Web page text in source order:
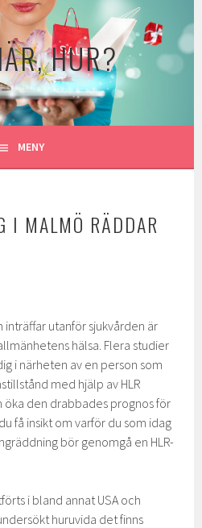
HUR?
MENY
I MALMÖ RÄDDAR
inträffar utanför sjukvården är
hälsa. Flera studier
i närheten av en person som
med hjälp av HLR
den drabbades prognos för
få insikt om varför du som idag
bör genomgå en HLR-
i bland annat USA och
huruvida det finns